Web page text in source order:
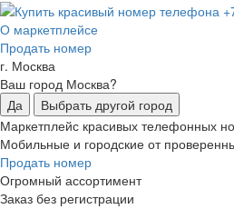
О маркетплейсе
Продать номер
г. Москва
Ваш город Москва?
Да
Выбрать другой город
Маркетплейс красивых телефонных
Мобильные и городские от
Продать номер
Огромный ассортимент
Заказ без регистрации